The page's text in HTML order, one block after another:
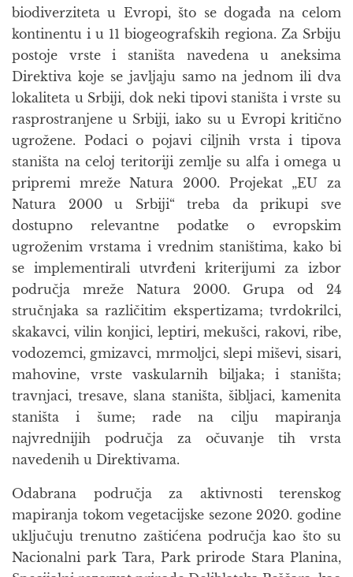
biodiverziteta u Evropi, što se događa na celom
kontinentu i u 11 biogeografskih regiona. Za Srbiju
postoje vrste i staništa navedena u aneksima
Direktiva koje se javljaju samo na jednom ili dva
lokaliteta u Srbiji, dok neki tipovi staništa i vrste su
rasprostranjene u Srbiji, iako su u Evropi kritično
ugrožene. Podaci o pojavi ciljnih vrsta i tipova
staništa na celoj teritoriji zemlje su alfa i omega u
pripremi mreže Natura 2000. Projekat „EU za
Natura 2000 u Srbiji“ treba da prikupi sve
dostupno relevantne podatke o evropskim
ugroženim vrstama i vrednim staništima, kako bi
se implementirali utvrđeni kriterijumi za izbor
područja mreže Natura 2000. Grupa od 24
stručnjaka sa različitim ekspertizama; tvrdokrilci,
skakavci, vilin konjici, leptiri, mekušci, rakovi, ribe,
vodozemci, gmizavci, mrmoljci, slepi miševi, sisari,
mahovine, vrste vaskularnih biljaka; i staništa;
travnjaci, tresave, slana staništa, šibljaci, kamenita
staništa i šume; rade na cilju mapiranja
najvrednijih područja za očuvanje tih vrsta
navedenih u Direktivama.
Odabrana područja za aktivnosti terenskog
mapiranja tokom vegetacijske sezone 2020. godine
uključuju trenutno zaštićena područja kao što su
Nacionalni park Tara, Park prirode Stara Planina,